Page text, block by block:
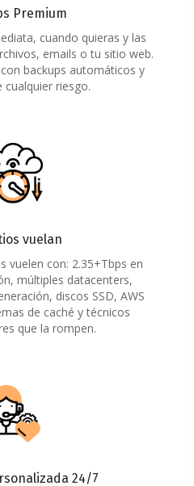
Premium
cuando quieras y las
emails o tu sitio web.
backups automáticos y
riesgo.
vuelan
vuelen con: 2.35+Tbps en
múltiples datacenters,
discos SSD, AWS
de caché y técnicos
que la rompen.
24/7